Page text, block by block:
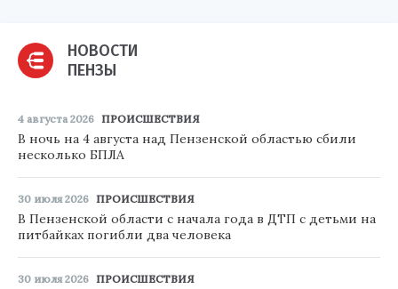
НОВОСТИ
ПЕНЗЫ
4 августа 2026 ПРОИСШЕСТВИЯ
В ночь на 4 августа над Пензенской областью сбили
несколько БПЛА
30 июля 2026 ПРОИСШЕСТВИЯ
В Пензенской области с начала года в ДТП с детьми на
питбайках погибли два человека
30 июля 2026 ПРОИСШЕСТВИЯ